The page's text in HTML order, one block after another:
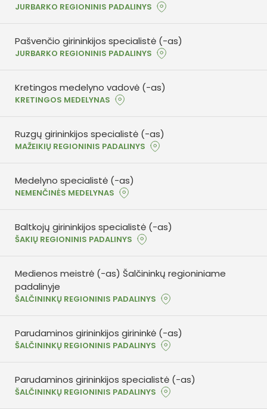
JURBARKO REGIONINIS PADALINYS
Pašvenčio girininkijos specialistė (-as)
JURBARKO REGIONINIS PADALINYS
Kretingos medelyno vadovė (-as)
KRETINGOS MEDELYNAS
Ruzgų girininkijos specialistė (-as)
MAŽEIKIŲ REGIONINIS PADALINYS
Medelyno specialistė (-as)
NEMENČINĖS MEDELYNAS
Baltkojų girininkijos specialistė (-as)
ŠAKIŲ REGIONINIS PADALINYS
Medienos meistrė (-as) Šalčininkų regioniniame
padalinyje
ŠALČININKŲ REGIONINIS PADALINYS
Parudaminos girininkijos girininkė (-as)
ŠALČININKŲ REGIONINIS PADALINYS
Parudaminos girininkijos specialistė (-as)
ŠALČININKŲ REGIONINIS PADALINYS